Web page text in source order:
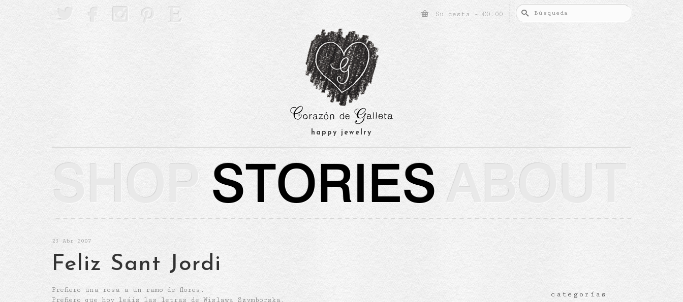
Buscar
por:
Su cesta - €0.00
    
happy jewelry
SHOP STORIESABOUT
23 Abr 2007
Feliz Sant Jordi
Prefiero una rosa a un ramo de flores.
Prefiero que hoy leáis las letras de Wislawa Szymborska.
categorías